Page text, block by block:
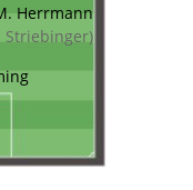
Herrmann
Striebinger)